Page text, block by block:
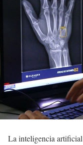
La inteligencia